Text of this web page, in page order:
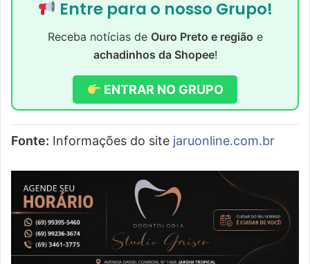
Entre para o nosso Grupo!
Receba notícias de Ouro Preto e região e
achadinhos da Shopee!
ENTRAR NO GRUPO
Fonte: Informações do site jaruonline.com.br